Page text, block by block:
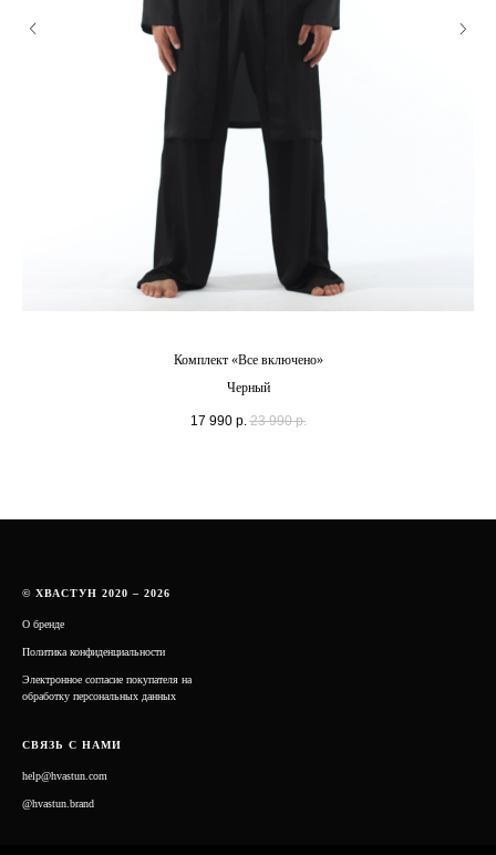
Комплект «Все включено»
Черный
17 990 р. 23 990 р.
© ХВАСТУН 2020 – 2026
О бренде
Политика конфиденциальности
Электронное согласие покупателя на
обработку персональных данных
СВЯЗЬ С НАМИ
help@hvastun.com
@hvastun.brand